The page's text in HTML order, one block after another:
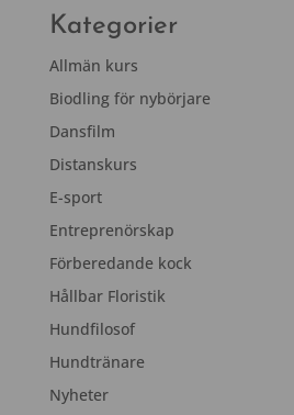
Kategorier
Allmän kurs
Biodling för nybörjare
Dansfilm
Distanskurs
E-sport
Entreprenörskap
Förberedande kock
Hållbar Floristik
Hundfilosof
Hundtränare
Nyheter